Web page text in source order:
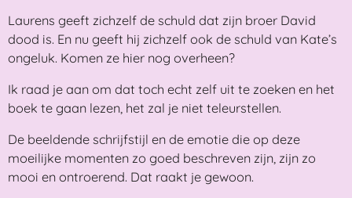
Laurens geeft zichzelf de schuld dat zijn broer David
dood is. En nu geeft hij zichzelf ook de schuld van Kate’s
ongeluk. Komen ze hier nog overheen?
Ik raad je aan om dat toch echt zelf uit te zoeken en het
boek te gaan lezen, het zal je niet teleurstellen.
De beeldende schrijfstijl en de emotie die op deze
moeilijke momenten zo goed beschreven zijn, zijn zo
mooi en ontroerend. Dat raakt je gewoon.